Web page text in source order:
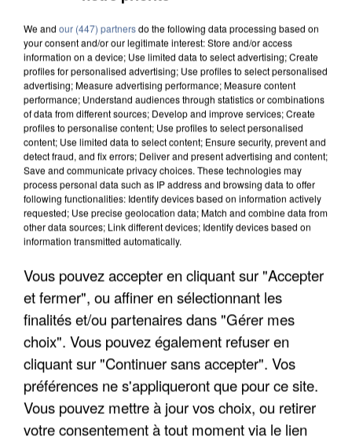
INTERPELLÉ EN ALGÉRIE
We and our (447) partnersdo the following data processing based on
your consent and/or our legitimate interest: Store and/or access
information on a device; Use limited data to select advertising; Create
profiles for personalised advertising; Use profiles to select personalised
advertising; Measure advertising performance; Measure content
performance; Understand audiences through statistics or combinations
of data from different sources; Develop and improve services; Create
profiles to personalise content; Use profiles to select personalised
content; Use limited data to select content; Ensure security, prevent and
detect fraud, and fix errors; Deliver and present advertising and content;
Save and communicate privacy choices. These technologies may
process personal data such as IP address and browsing data to offer
following functionalities: Identify devices based on information actively
requested; Use precise geolocation data; Match and combine data from
other data sources; Link different devices; Identify devices based on
information transmitted automatically.
Vous pouvez accepter en cliquant sur "Accepter
et fermer", ou affiner en sélectionnant les
finalités et/ou partenaires dans "Gérer mes
choix". Vous pouvez également refuser en
cliquant sur "Continuer sans accepter". Vos
préférences ne s'appliqueront que pour ce site.
Vous pouvez mettre à jour vos choix, ou retirer
votre consentement à tout moment via le lien